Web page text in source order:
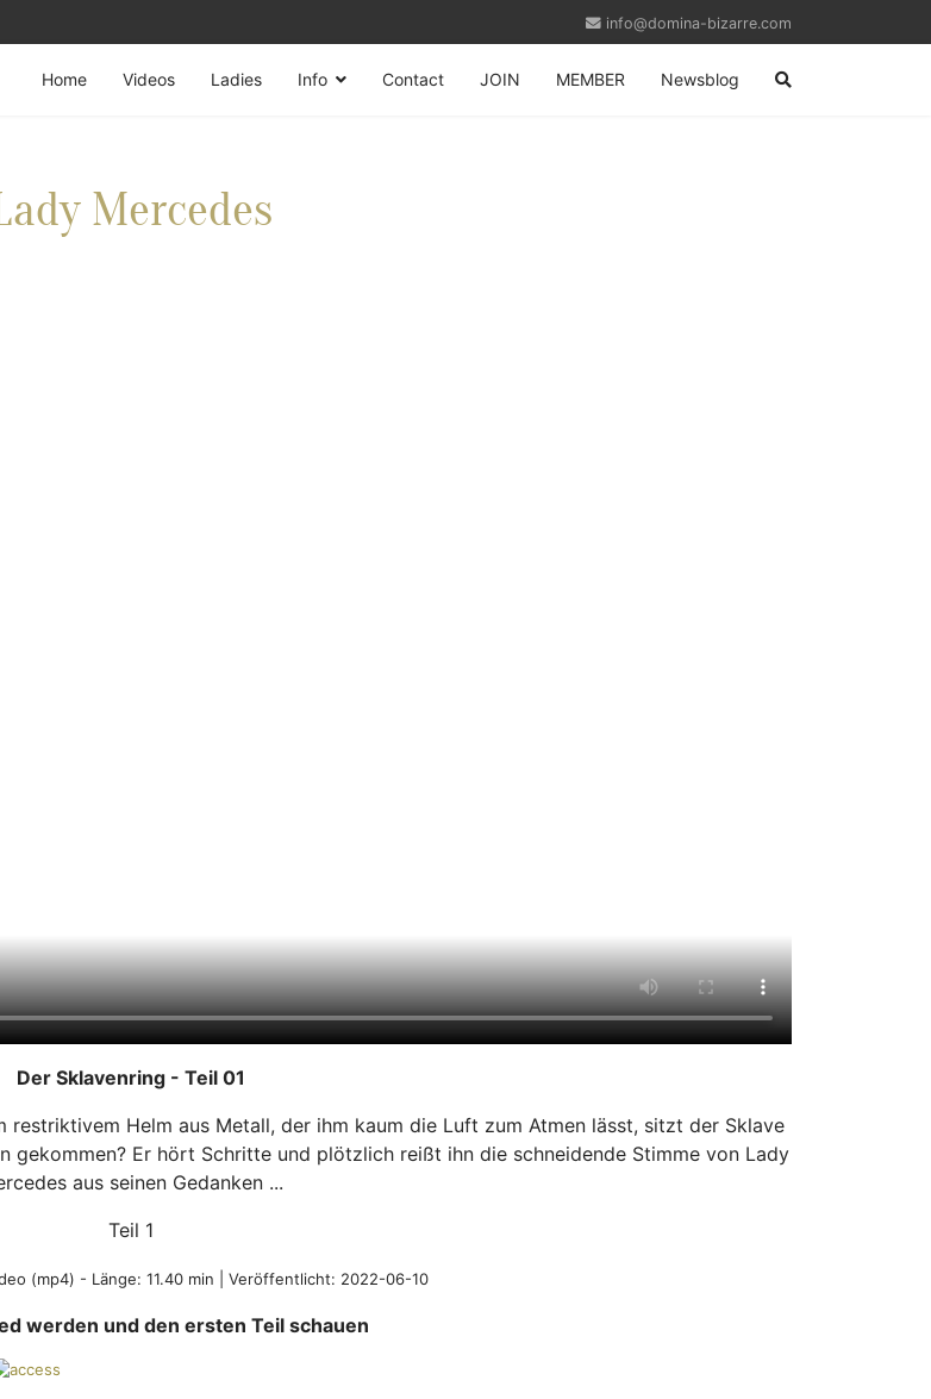
info@domina-bizarre.com
Home Videos Ladies Info Contact JOIN MEMBER Newsblog
Mercedes
Der Sklavenring - Teil 01
restriktivem Helm aus Metall, der ihm kaum die Luft zum Atmen lässt, sitzt der Sklave
gekommen? Er hört Schritte und plötzlich reißt ihn die schneidende Stimme von Lady
aus seinen Gedanken ...
Teil 1
(mp4) - Länge: 11.40 min | Veröffentlicht: 2022-06-10
werden und den ersten Teil schauen